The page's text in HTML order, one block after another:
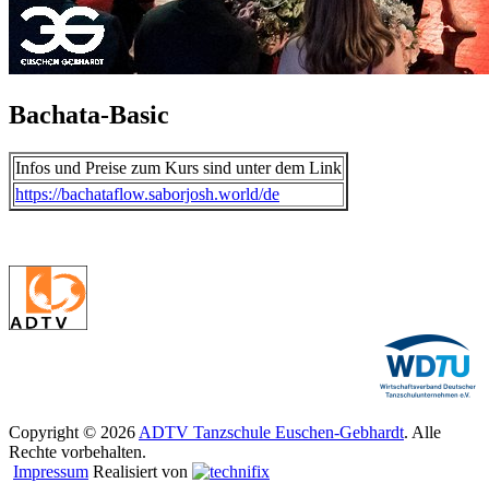
Bachata-Basic
Infos und Preise zum Kurs sind unter dem Link
https://bachataflow.saborjosh.world/de
Copyright © 2026 ADTV Tanzschule Euschen-Gebhardt. Alle
Rechte vorbehalten.
Impressum Realisiert von